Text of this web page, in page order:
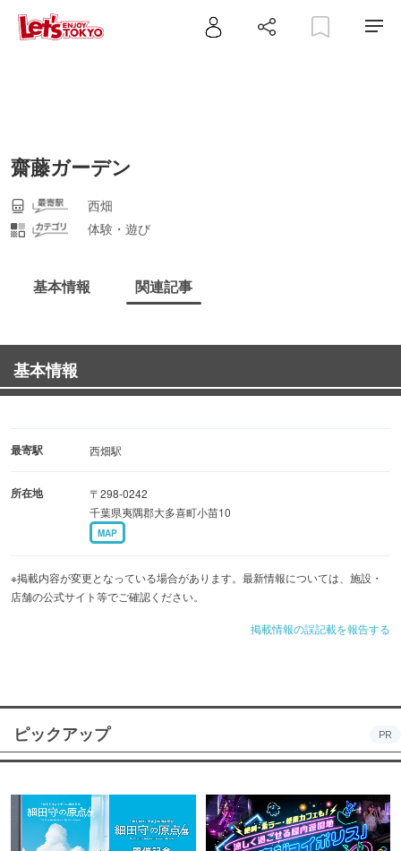
齋藤ガーデン
西畑
体験・遊び
基本情報 関連記事
基本情報
最寄駅 西畑駅
所在地
〒298-0242
千葉県夷隅郡大多喜町小苗10
MAP
※掲載内容が変更となっている場合があります。最新情報については、施設・
店舗の公式サイト等でご確認ください。
掲載情報の誤記載を報告する
ピックアップ PR